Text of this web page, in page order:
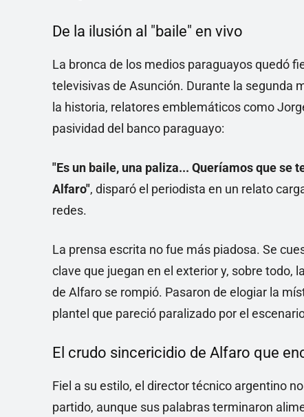
De la ilusión al "baile" en vivo
La bronca de los medios paraguayos quedó
televisivas de Asunción. Durante la segunda
la historia, relatores emblemáticos como
pasividad del banco paraguayo:
"Es un baile, una paliza... Queríamos que se
Alfaro", disparó el periodista en un relato
redes.
La prensa escrita no fue más piadosa. Se
clave que juegan en el exterior y, sobre todo,
de Alfaro se rompió. Pasaron de elogiar la
plantel que pareció paralizado por el
El crudo sincericidio de Alfaro que
Fiel a su estilo, el director técnico argentino
partido, aunque sus palabras terminaron